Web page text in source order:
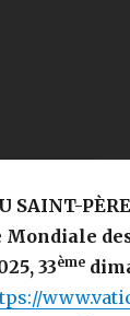
SAINT-
Mondiale
33ème